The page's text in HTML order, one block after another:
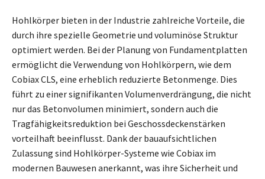
Hohlkörper bieten in der Industrie zahlreiche Vorteile, die
durch ihre spezielle Geometrie und voluminöse Struktur
optimiert werden. Bei der Planung von Fundamentplatten
ermöglicht die Verwendung von Hohlkörpern, wie dem
Cobiax CLS, eine erheblich reduzierte Betonmenge. Dies
führt zu einer signifikanten Volumenverdrängung, die nicht
nur das Betonvolumen minimiert, sondern auch die
Tragfähigkeitsreduktion bei Geschossdeckenstärken
vorteilhaft beeinflusst. Dank der bauaufsichtlichen
Zulassung sind Hohlkörper-Systeme wie Cobiax im
modernen Bauwesen anerkannt, was ihre Sicherheit und